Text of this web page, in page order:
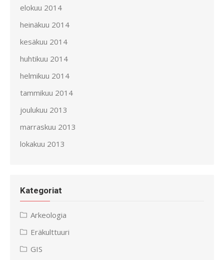
elokuu 2014
heinäkuu 2014
kesäkuu 2014
huhtikuu 2014
helmikuu 2014
tammikuu 2014
joulukuu 2013
marraskuu 2013
lokakuu 2013
Kategoriat
Arkeologia
Eräkulttuuri
GIS